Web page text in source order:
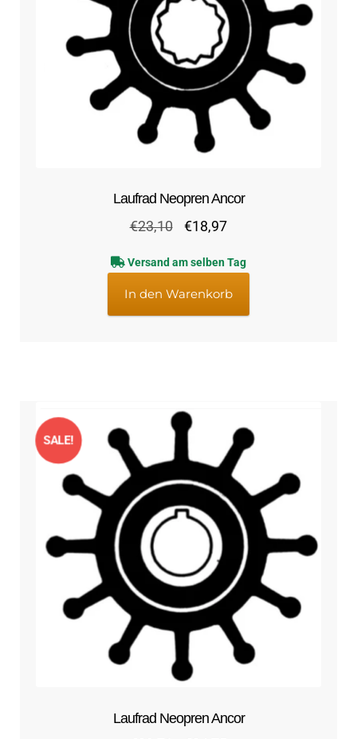
Laufrad Neopren Ancor
€23,10
Ursprünglicher
war:
€23,10
€18,97Aktueller
ist:
€18,97.
Versand am selben Tag
In den Warenkorb
Laufrad Neopren Ancor
SALE!